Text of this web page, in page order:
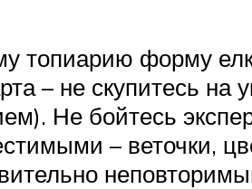
топиарию форму
– не скупитесь на
Не бойтесь
– веточки,